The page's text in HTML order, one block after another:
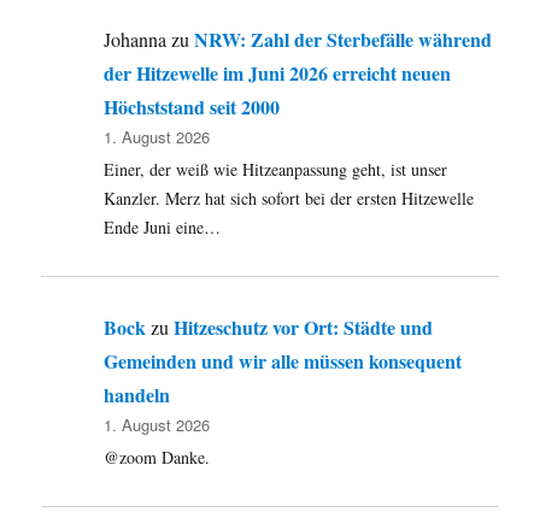
JohannazuNRW: Zahl der Sterbefälle während
der Hitzewelle im Juni 2026 erreicht neuen
Höchststand seit 2000
1. August 2026
Einer, der weiß wie Hitzeanpassung geht, ist unser
Kanzler. Merz hat sich sofort bei der ersten Hitzewelle
Ende Juni eine…
BockzuHitzeschutz vor Ort: Städte und
Gemeinden und wir alle müssen konsequent
handeln
1. August 2026
@zoom Danke.